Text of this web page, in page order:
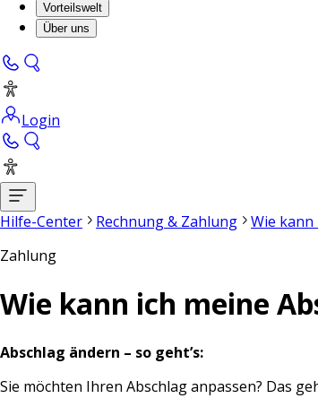
Vorteilswelt
Über uns
Login
Hilfe-Center Rechnung & Zahlung
Wie kann
Zahlung
Wie kann ich meine
Abschlag ändern – so geht’s:
Sie möchten Ihren Abschlag anpassen? Das